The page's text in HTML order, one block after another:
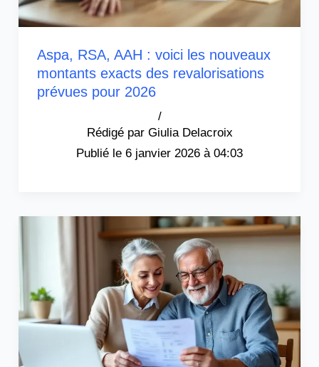
Aspa, RSA, AAH : voici les nouveaux
montants exacts des revalorisations
prévues pour 2026
Giulia Delacroix
/
6 janvier 2026 à 04:03